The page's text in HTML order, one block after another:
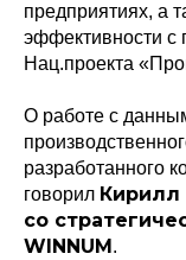
предприятиях, а
эффективности с
Нац.проекта
О работе с
разработанного
говорил Кирилл
со
WINNUM .